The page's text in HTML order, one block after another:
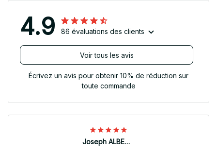
4.9 86 évaluations des clients
Voir tous les avis
Écrivez un avis pour obtenir 10% de réduction sur
toute commande
Joseph ALBERTINI